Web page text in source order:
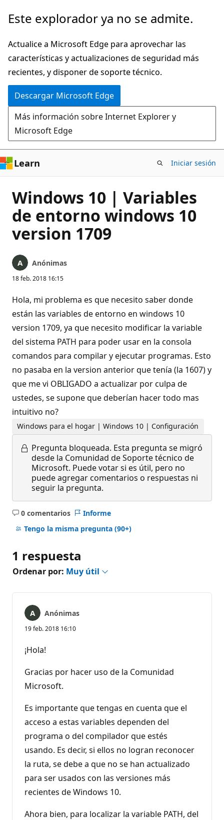
Ir
contenido
principal
Este explorador ya no se admite.
Actualice a Microsoft Edge para aprovechar las
características y actualizaciones de seguridad más
recientes, y disponer de soporte técnico.
Descargar Microsoft Edge
Más información sobre Internet Explorer y
Microsoft Edge
Learn Iniciar sesión
Windows 10 | Variables
de entorno windows 10
version 1709
Anónimas
18 feb. 2018 16:15
Hola, mi problema es que necesito saber donde
están las variables de entorno en windows 10
version 1709, ya que necesito modificar la variable
del sistema PATH para poder usar en la consola
comandos para compilar y ejecutar programas. Esto
no pasaba en la version anterior que tenía (la 1607) y
que me vi OBLIGADO a actualizar por culpa de
ustedes, se supone que deberían hacer todo mas
intuitivo no?
Windows para el hogar | Windows 10 | Configuración
Pregunta bloqueada. Esta pregunta se migró
desde la Comunidad de Soporte técnico de
Microsoft. Puede votar si es útil, pero no
puede agregar comentarios o respuestas ni
seguir la pregunta.
0 comentarios
No
hay
Informe
Tengo la misma pregunta (90+)
1 respuesta
Ordenar por: Muy útil
Anónimas
19 feb. 2018 16:10
¡Hola!
Gracias por hacer uso de la Comunidad
Microsoft.
Es importante que tengas en cuenta que el
acceso a estas variables dependen del
programa o del compilador que estés
usando. Es decir, si ellos no logran reconocer
la ruta, se debe a que no se han actualizado
para ser usados con las versiones más
recientes de Windows 10.
Ahora bien, para localizar la variable PATH, del